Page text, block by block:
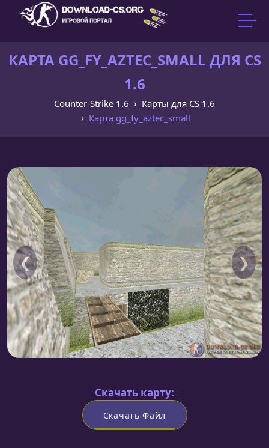
КАРТА GG_FY_AZTEC_SMALL ДЛЯ CS
1.6
Counter-Strike 1.6
Карты для CS 1.6
Карта gg_fy_aztec_small
❮ ❯
Скачать карту:
Скачать Файл